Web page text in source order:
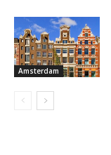
Amsterdam